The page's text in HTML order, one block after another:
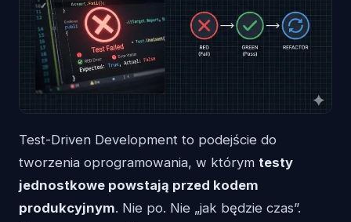
Test-Driven Development to podejście do
tworzenia oprogramowania, w którym testy
jednostkowe powstają przed kodem
produkcyjnym. Nie po. Nie „jak będzie czas”.